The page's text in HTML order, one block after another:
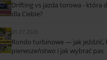
Drifting vs jazda torowa - która
dla Ciebie?
01.07.2026
Rondo turbinowe — jak jeździć,
pierwszeństwo i jak wybrać pas